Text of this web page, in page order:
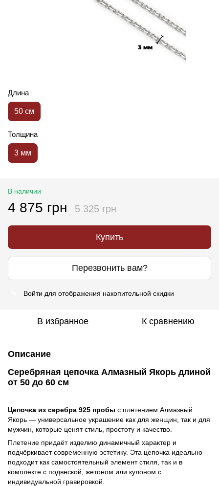
Длина
50 см
Толщина
3 мм
В наличии
4 875 грн 5 325 грн
Купить
Перезвонить вам?
Войти для отображения накопительной скидки
В избранное К сравнению
Описание
Серебряная цепочка Алмазный Якорь длиной
от 50 до 60 см
Цепочка из серебра 925 пробы с плетением Алмазный
Якорь — универсальное украшение как для женщин, так и для
мужчин, которые ценят стиль, простоту и качество.
Плетение придаёт изделию динамичный характер и
подчёркивает современную эстетику. Эта цепочка идеально
подходит как самостоятельный элемент стиля, так и в
комплекте с подвеской, жетоном или кулоном с
индивидуальной гравировкой.